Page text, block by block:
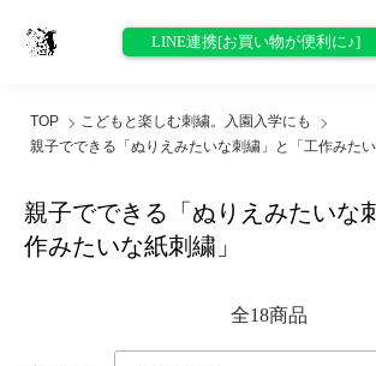
LINE連携[お買い物が便利に♪]
TOP
こどもと楽しむ刺繍。入園入学にも
親子でできる「ぬりえみたいな刺繍」と「工作みたい
親子でできる「ぬりえみたいな
作みたいな紙刺繍」
全18商品